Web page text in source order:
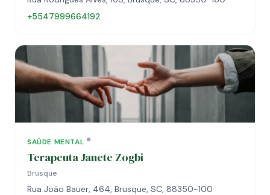
+5547999664192
SAÚDE MENTAL
Terapeuta Janete Zogbi
Brusque
Rua João Bauer, 464, Brusque, SC, 88350-100